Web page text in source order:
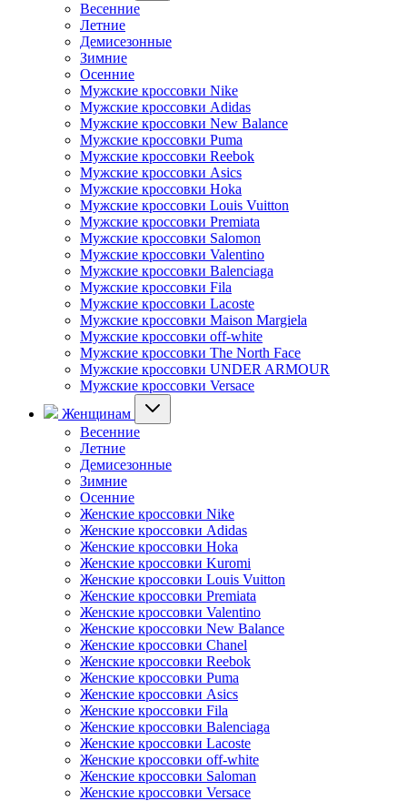
Весенние
Летние
Демисезонные
Зимние
Осенние
Мужские кроссовки Nike
Мужские кроссовки Adidas
Мужские кроссовки New Balance
Мужские кроссовки Puma
Мужские кроссовки Reebok
Мужские кроссовки Asics
Мужские кроссовки Hoka
Мужские кроссовки Louis Vuitton
Мужские кроссовки Premiata
Мужские кроссовки Salomon
Мужские кроссовки Valentino
Мужские кроссовки Balenciaga
Мужские кроссовки Fila
Мужские кроссовки Lacoste
Мужские кроссовки Maison Margiela
Мужские кроссовки off-white
Мужские кроссовки The North Face
Мужские кроссовки UNDER ARMOUR
Мужские кроссовки Versace
Женщинам
Весенние
Летние
Демисезонные
Зимние
Осенние
Женские кроссовки Nike
Женские кроссовки Adidas
Женские кроссовки Hoka
Женские кроссовки Kuromi
Женские кроссовки Louis Vuitton
Женские кроссовки Premiata
Женские кроссовки Valentino
Женские кроссовки New Balance
Женские кроссовки Chanel
Женские кроссовки Reebok
Женские кроссовки Puma
Женские кроссовки Asics
Женские кроссовки Fila
Женские кроссовки Balenciaga
Женские кроссовки Lacoste
Женские кроссовки off-white
Женские кроссовки Saloman
Женские кроссовки Versace